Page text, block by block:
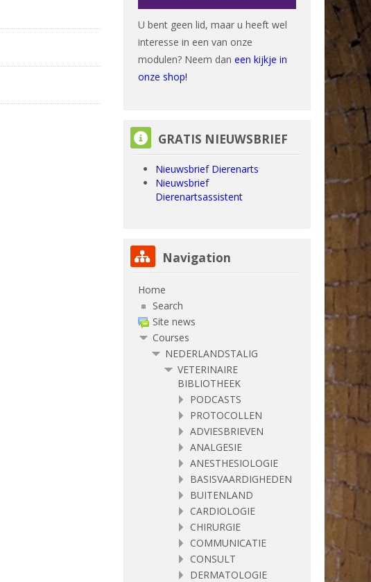
U bent geen lid, maar u heeft wel
interesse in een van onze
modulen? Neem dan een kijkje in
onze shop!
Skip GRATIS NIEUWSBRIEF
GRATIS NIEUWSBRIEF
Nieuwsbrief Dierenarts
Nieuwsbrief
Dierenartsassistent
Skip Navigation
Navigation
Home
Search
Site news
Courses
NEDERLANDSTALIG
VETERINAIRE
BIBLIOTHEEK
PODCASTS
PROTOCOLLEN
ADVIESBRIEVEN
ANALGESIE
ANESTHESIOLOGIE
BASISVAARDIGHEDEN
BUITENLAND
CARDIOLOGIE
CHIRURGIE
COMMUNICATIE
CONSULT
DERMATOLOGIE